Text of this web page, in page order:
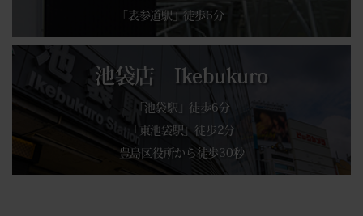
「表参道駅」徒歩6分
池袋店 Ikebukuro
「池袋駅」徒歩6分
「東池袋駅」徒歩2分
豊島区役所から徒歩30秒